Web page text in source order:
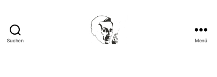
Suchen Menü